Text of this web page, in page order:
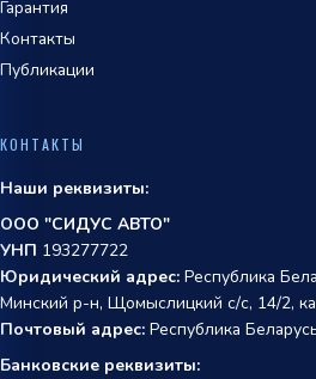
Гарантия
Контакты
Публикации
КОНТАКТЫ
Наши реквизиты:
ООО "СИДУС АВТО"
УНП 193277722
Юридический адрес: Республика
Минский р-н, Щомыслицкий с/с, 14/2,
Почтовый адрес: Республика
Банковские реквизиты: